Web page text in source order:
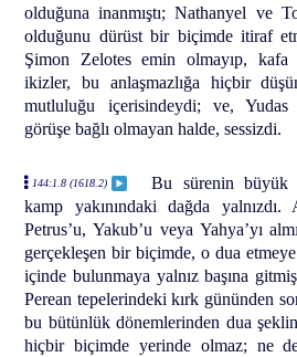
olduğuna inanmıştı; Nathanyel ve
olduğunu dürüst bir biçimde itiraf
Şimon Zelotes emin olmayıp, kafa
ikizler, bu anlaşmazlığa hiçbir
mutluluğu içerisindeydi; ve,
görüşe bağlı olmayan halde, sessizdi.
144:1.8 (1618.2)
Bu sürenin büyük
kamp yakınındaki dağda yalnızdı.
Petrus’u, Yakub’u veya Yahya’yı
gerçekleşen bir biçimde, o dua
içinde bulunmaya yalnız başına
Perean tepelerindeki kırk gününden
bu bütünlük dönemlerinden dua
hiçbir biçimde yerinde olmaz; ne